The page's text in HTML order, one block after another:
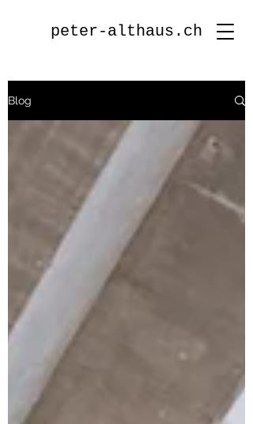
peter-althaus.ch
Blog